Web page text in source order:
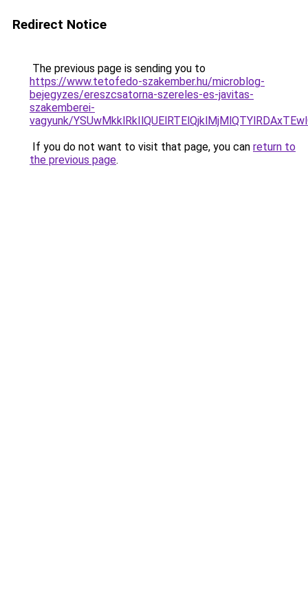
Redirect Notice
The previous page is sending you to
https://www.tetofedo-szakember.hu/microblog-
bejegyzes/ereszcsatorna-szereles-es-javitas-
szakemberei-
vagyunk/
If you do not want to visit that page, you can return to
the previous page.